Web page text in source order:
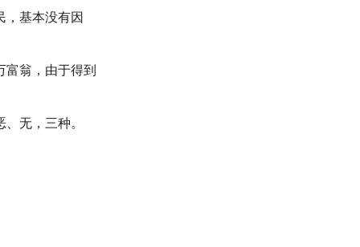
，基本没有因
富翁，由于得到
无，三种。